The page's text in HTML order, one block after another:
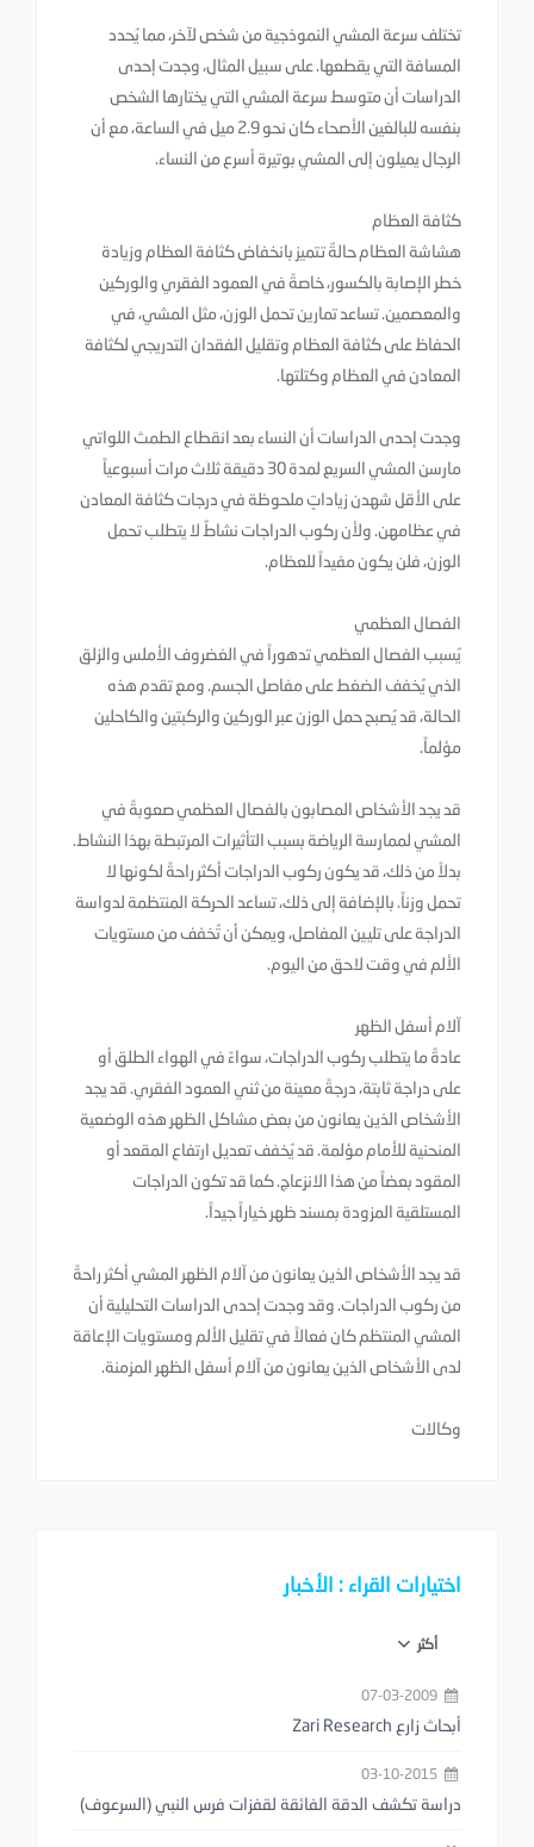
تختلف سرعة المشي النموذجية من شخص لآخر، مما يُحدد
المسافة التي يقطعها. على سبيل المثال، وجدت إحدى
الدراسات أن متوسط ​​سرعة المشي التي يختارها الشخص
بنفسه للبالغين الأصحاء كان نحو 2.9 ميل في الساعة، مع أن
الرجال يميلون إلى المشي بوتيرة أسرع من النساء.
كثافة العظام
هشاشة العظام حالةٌ تتميز بانخفاض كثافة العظام وزيادة
خطر الإصابة بالكسور، خاصةً في العمود الفقري والوركين
والمعصمين. تساعد تمارين تحمل الوزن، مثل المشي، في
الحفاظ على كثافة العظام وتقليل الفقدان التدريجي لكثافة
المعادن في العظام وكتلتها.
وجدت إحدى الدراسات أن النساء بعد انقطاع الطمث اللواتي
مارسن المشي السريع لمدة 30 دقيقة ثلاث مرات أسبوعياً
على الأقل شهدن زياداتٍ ملحوظة في درجات كثافة المعادن
في عظامهن. ولأن ركوب الدراجات نشاطٌ لا يتطلب تحمل
الوزن، فلن يكون مفيداً للعظام.
الفصال العظمي
يُسبب الفصال العظمي تدهوراً في الغضروف الأملس والزلق
الذي يُخفف الضغط على مفاصل الجسم. ومع تقدم هذه
الحالة، قد يُصبح حمل الوزن عبر الوركين والركبتين والكاحلين
مؤلماً.
قد يجد الأشخاص المصابون بالفصال العظمي صعوبةً في
المشي لممارسة الرياضة بسبب التأثيرات المرتبطة بهذا النشاط.
بدلاً من ذلك، قد يكون ركوب الدراجات أكثر راحةً لكونها لا
تحمل وزناً. بالإضافة إلى ذلك، تساعد الحركة المنتظمة لدواسة
الدراجة على تليين المفاصل، ويمكن أن تُخفف من مستويات
الألم في وقت لاحق من اليوم.
آلام أسفل الظهر
عادةً ما يتطلب ركوب الدراجات، سواءً في الهواء الطلق أو
على دراجة ثابتة، درجةً معينة من ثني العمود الفقري. قد يجد
الأشخاص الذين يعانون من بعض مشاكل الظهر هذه الوضعية
المنحنية للأمام مؤلمة. قد يُخفف تعديل ارتفاع المقعد أو
المقود بعضاً من هذا الانزعاج. كما قد تكون الدراجات
المستلقية المزودة بمسند ظهر خياراً جيداً.
قد يجد الأشخاص الذين يعانون من آلام الظهر المشي أكثر راحةً
من ركوب الدراجات. وقد وجدت إحدى الدراسات التحليلية أن
المشي المنتظم كان فعالاً في تقليل الألم ومستويات الإعاقة
لدى الأشخاص الذين يعانون من آلام أسفل الظهر المزمنة.
وكالات
اختيارات القراء : الأخبار
أكثر
أبحاث زارع Zari Research
دراسة تكشف الدقة الفائقة لقفزات فرس النبي (السرعوف)